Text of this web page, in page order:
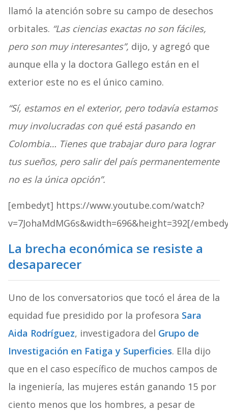
llamó la atención sobre su campo de desechos
orbitales. “Las ciencias exactas no son fáciles,
pero son muy interesantes”, dijo, y agregó que
aunque ella y la doctora Gallego están en el
exterior este no es el único camino.
“Sí, estamos en el exterior, pero todavía estamos
muy involucradas con qué está pasando en
Colombia… Tienes que trabajar duro para lograr
tus sueños, pero salir del país permanentemente
no es la única opción”.
[embedyt] https://www.youtube.com/watch?
v=7JohaMdMG6s&width=696&height=392[/
La brecha económica se resiste a
desaparecer
Uno de los conversatorios que tocó el área de la
equidad fue presidido por la profesora Sara
Aida Rodríguez, investigadora del Grupo de
Investigación en Fatiga y Superficies. Ella dijo
que en el caso específico de muchos campos de
la ingeniería, las mujeres están ganando 15 por
ciento menos que los hombres, a pesar de